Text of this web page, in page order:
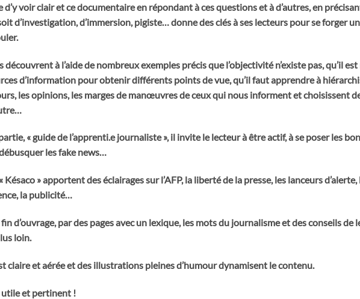
voir clair et ce documentaire en répondant à ces questions et à d’autres, en
d’investigation, d’immersion, pigiste… donne des clés à ses lecteurs pour se forger
découvrent à l’aide de nombreux exemples précis que l’objectivité n’existe pas, qu’il
d’information pour obtenir différents points de vue, qu’il faut apprendre à
les opinions, les marges de manœuvres de ceux qui nous informent et choisissent
« guide de l’apprenti.e journaliste », il invite le lecteur à être actif, à se poser les
les fake news…
Késaco » apportent des éclairages sur l’AFP, la liberté de la presse, les lanceurs
la publicité…
d’ouvrage, par des pages avec un lexique, les mots du journalisme et des conseils de
loin.
claire et aérée et des illustrations pleines d’humour dynamisent le contenu.
et pertinent !